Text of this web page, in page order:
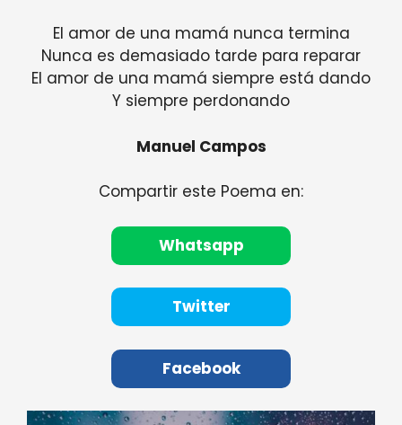
El amor de una mamá nunca termina
Nunca es demasiado tarde para reparar
El amor de una mamá siempre está dando
Y siempre perdonando
Manuel Campos
Compartir este Poema en:
Whatsapp
Twitter
Facebook